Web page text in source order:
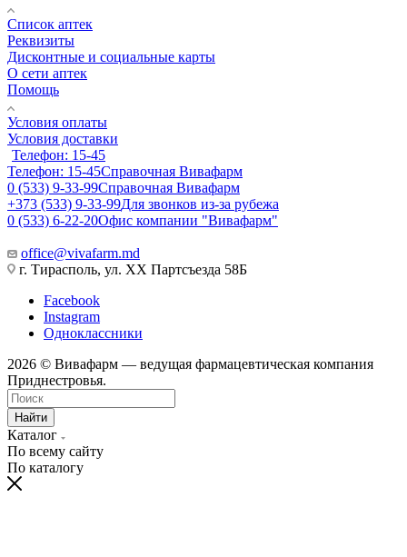
Список аптек
Реквизиты
Дисконтные и социальные карты
О сети аптек
Помощь
Условия оплаты
Условия доставки
Телефон: 15-45
Телефон: 15-45Справочная Вивафарм
0 (533) 9-33-99Справочная Вивафарм
+373 (533) 9-33-99Для звонков из-за рубежа
0 (533) 6-22-20Офис компании "Вивафарм"
office@vivafarm.md
г. Тирасполь, ул. ХХ Партсъезда 58Б
Facebook
Instagram
Одноклассники
2026 © Вивафарм — ведущая фармацевтическая компания
Приднестровья.
Найти
Каталог
По всему сайту
По каталогу